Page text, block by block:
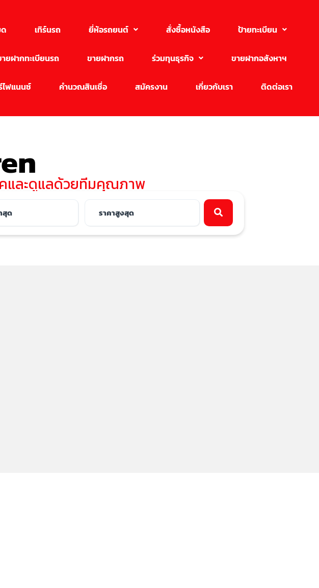
เทิร์นรถ ยี่ห้อรถยนต์ สั่งซื้อหนังสือ ป้ายทะเบียน
ยฝากทะเบียนรถ ขายฝากรถ ร่วมทุนธุรกิจ ขายฝากอสังหาฯ
ไฟแนนซ์ คำนวณสินเชื่อ สมัครงาน เกี่ยวกับเรา ติดต่อเรา
และดูแลด้วยทีมคุณภาพ